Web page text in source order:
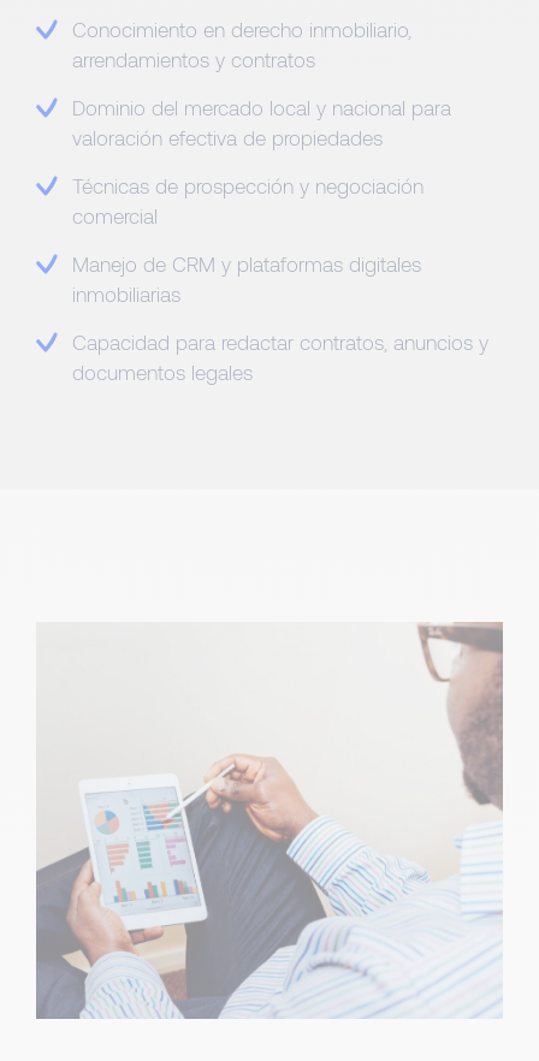
Conocimiento en derecho inmobiliario,
arrendamientos y contratos
Dominio del mercado local y nacional para
valoración efectiva de propiedades
Técnicas de prospección y negociación
comercial
Manejo de CRM y plataformas digitales
inmobiliarias
Capacidad para redactar contratos, anuncios y
documentos legales